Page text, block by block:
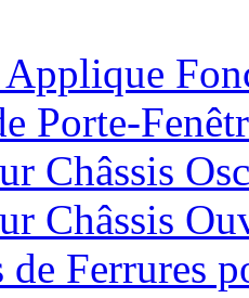
Porte-
Châssis
Châssis
de Ferrures